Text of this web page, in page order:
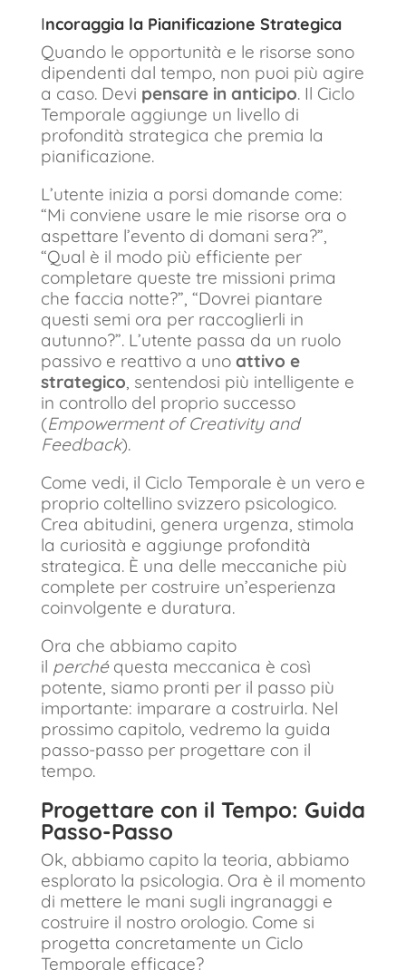
Incoraggia la Pianificazione Strategica
Quando le opportunità e le risorse sono
dipendenti dal tempo, non puoi più agire
a caso. Devi pensare in anticipo. Il Ciclo
Temporale aggiunge un livello di
profondità strategica che premia la
pianificazione.
L’utente inizia a porsi domande come:
“Mi conviene usare le mie risorse ora o
aspettare l’evento di domani sera?”,
“Qual è il modo più efficiente per
completare queste tre missioni prima
che faccia notte?”, “Dovrei piantare
questi semi ora per raccoglierli in
autunno?”. L’utente passa da un ruolo
passivo e reattivo a uno attivo e
strategico , sentendosi più intelligente e
in controllo del proprio successo
(Empowerment of Creativity and
Feedback).
Come vedi, il Ciclo Temporale è un vero e
proprio coltellino svizzero psicologico.
Crea abitudini, genera urgenza, stimola
la curiosità e aggiunge profondità
strategica. È una delle meccaniche più
complete per costruire un’esperienza
coinvolgente e duratura.
Ora che abbiamo capito
il perchéquesta meccanica è così
potente, siamo pronti per il passo più
importante: imparare a costruirla. Nel
prossimo capitolo, vedremo la guida
passo-passo per progettare con il
tempo.
Progettare con il Tempo: Guida
Passo-Passo
Ok, abbiamo capito la teoria, abbiamo
esplorato la psicologia. Ora è il momento
di mettere le mani sugli ingranaggi e
costruire il nostro orologio. Come si
progetta concretamente un Ciclo
Temporale efficace?